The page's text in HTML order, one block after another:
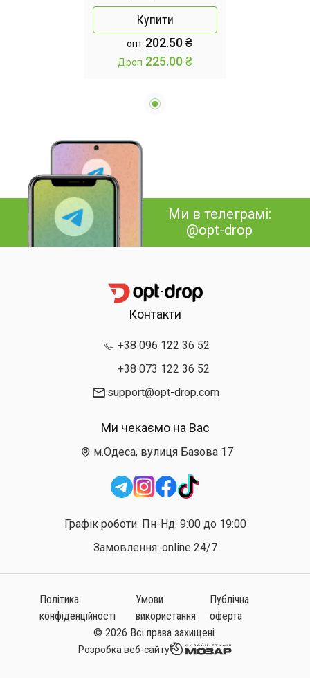
Ресторанное качество
нарезки овощей на
вашей кухне
Купити
опт 202.50 ₴
Дроп 225.00 ₴
Ми в телеграмі:
@opt-drop
Контакти
+38 096 122 36 52
+38 073 122 36 52
support@opt-drop.com
Ми чекаємо на Вас
м.Одеса, вулиця Базова 17
Графік роботи: Пн-Нд: 9:00 до 19:00
Замовлення: online 24/7
Політика
конфіденційності
Умови
використання
Публічна
оферта
© 2026 Всі права захищені.
Розробка веб-сайту